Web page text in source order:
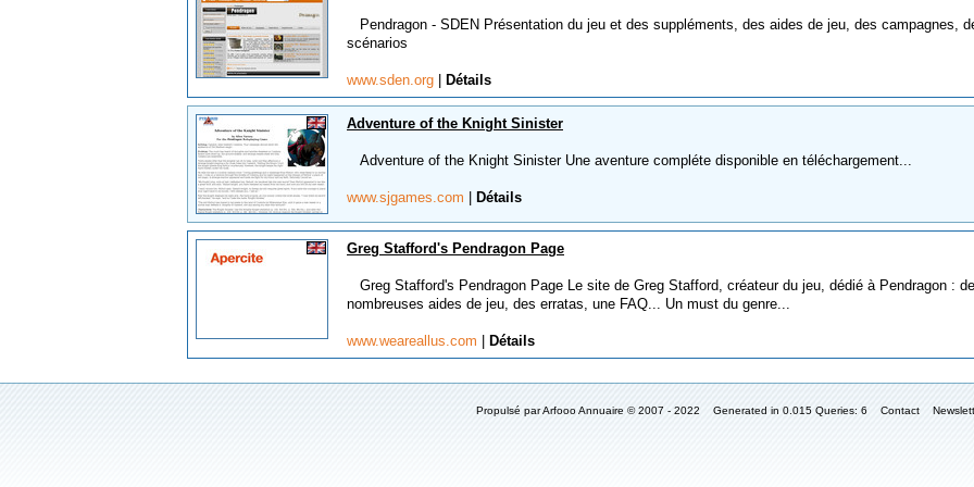
Pendragon - SDEN Présentation du jeu et des suppléments, des aides de jeu, des campagnes,
scénarios
www.sden.org Détails
Adventure of the Knight Sinister
Adventure of the Knight Sinister Une aventure compléte disponible en téléchargement...
www.sjgames.com Détails
Greg Stafford's Pendragon Page
Greg Stafford's Pendragon Page Le site de Greg Stafford, créateur du jeu, dédié à Pendragon : de
nombreuses aides de jeu, des erratas, une FAQ... Un must du genre...
www.weareallus.com Détails
Propulsé parArfooo Annuaire © 2007 - 2022 Generated in 0.015 Queries: 6 Contact